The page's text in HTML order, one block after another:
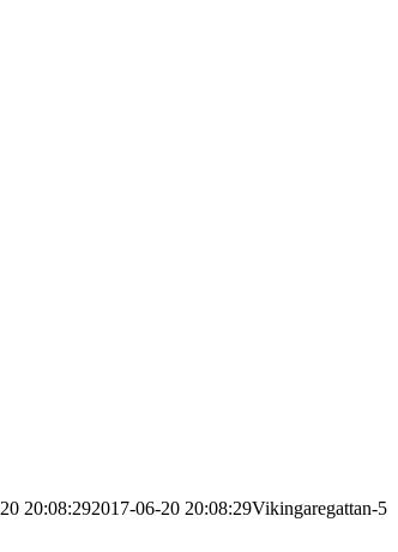
20:08:292017-06-20 20:08:29Vikingaregattan-5